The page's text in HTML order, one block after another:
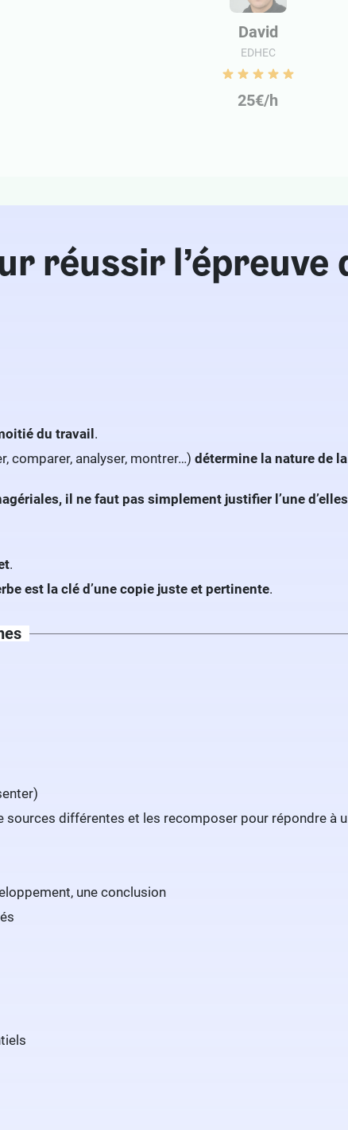
David
EDHEC
25€/h
réussir l’épreuve
du travail .
comparer, analyser, montrer…) détermine la nature de
il ne faut pas simplement justifier l’une d’elles
.
est la clé d’une copie juste et pertinente.
différentes et les recomposer pour répondre à
une conclusion